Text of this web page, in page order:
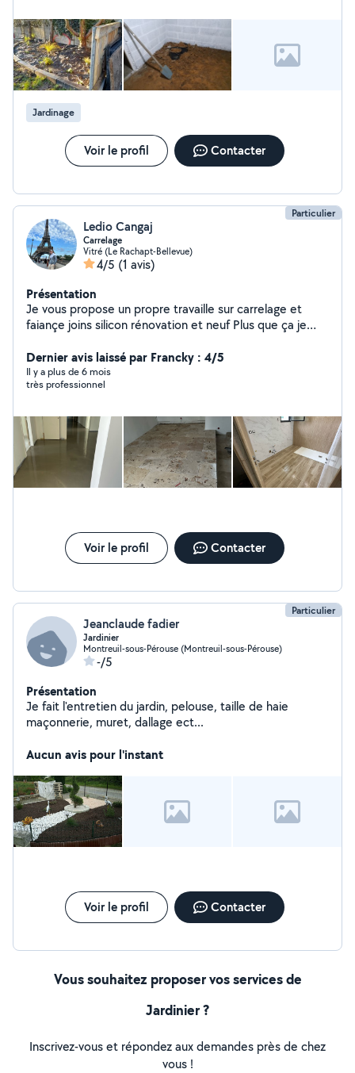
Jardinage
Voir le profil Contacter
Particulier
Ledio Cangaj
Carrelage
Vitré (Le Rachapt-Bellevue)
4/5 (1 avis)
Présentation
Je vous propose un propre travaille sur carrelage et
faiançe joins silicon rénovation et neuf Plus que ça je
déplacement bouger de mobilier et plusieurs boulot
Dernier avis laissé par Francky : 4/5
Il y a plus de 6 mois
très professionnel
Voir le profil Contacter
Particulier
Jeanclaude fadier
Jardinier
Montreuil-sous-Pérouse (Montreuil-sous-Pérouse)
-/5
Présentation
Je fait l'entretien du jardin, pelouse, taille de haie
maçonnerie, muret, dallage ect...
Aucun avis pour l'instant
Voir le profil Contacter
Vous souhaitez proposer vos services de
Jardinier ?
Inscrivez-vous et répondez aux demandes près de chez
vous !